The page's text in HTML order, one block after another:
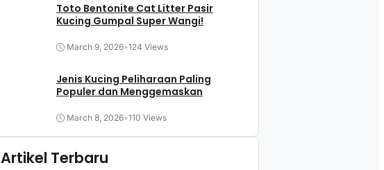
Toto Bentonite Cat Litter Pasir
Kucing Gumpal Super Wangi!
March 9, 2026•124 Views
Jenis Kucing Peliharaan Paling
Populer dan Menggemaskan
March 8, 2026•110 Views
Artikel Terbaru